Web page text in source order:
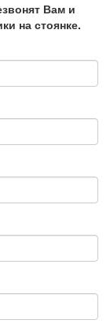
Вам и
на стоянке.